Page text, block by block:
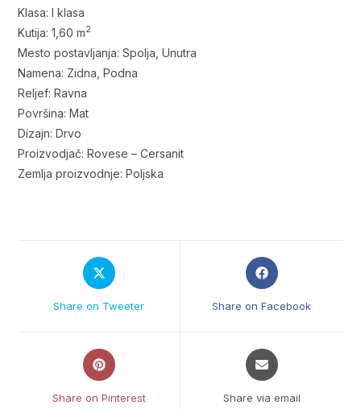
Klasa: I klasa
Kutija: 1,60 m2
Mesto postavljanja: Spolja, Unutra
Namena: Zidna, Podna
Reljef: Ravna
Površina: Mat
Dizajn: Drvo
Proizvodjač: Rovese – Cersanit
Zemlja proizvodnje: Poljska
Opens
in
Share on Tweeter
Opens
in
Share on Facebook
Opens
in
Share on Pinterest
Opens
in
Share via email